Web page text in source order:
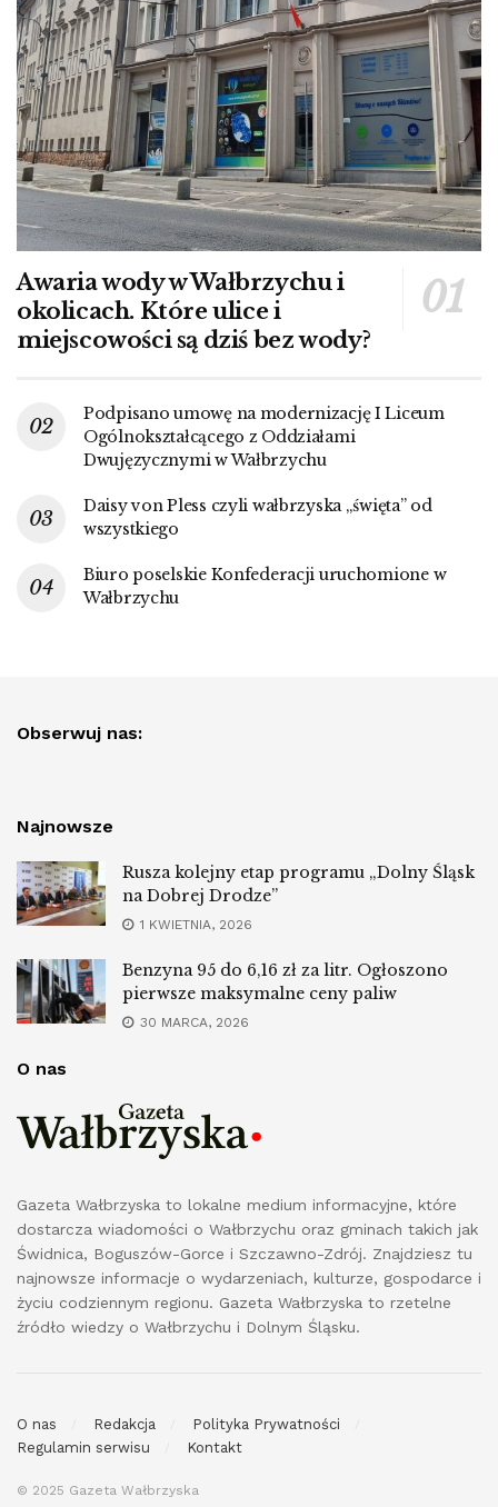
Awaria wody w Wałbrzychu i
okolicach. Które ulice i
miejscowości są dziś bez wody?
Podpisano umowę na modernizację I Liceum
Ogólnokształcącego z Oddziałami
Dwujęzycznymi w Wałbrzychu
Daisy von Pless czyli wałbrzyska „święta” od
wszystkiego
Biuro poselskie Konfederacji uruchomione w
Wałbrzychu
Obserwuj nas:
Najnowsze
Rusza kolejny etap programu „Dolny Śląsk
na Dobrej Drodze”
1 KWIETNIA, 2026
Benzyna 95 do 6,16 zł za litr. Ogłoszono
pierwsze maksymalne ceny paliw
30 MARCA, 2026
O nas
Gazeta Wałbrzyska to lokalne medium informacyjne, które
dostarcza wiadomości o Wałbrzychu oraz gminach takich jak
Świdnica, Boguszów-Gorce i Szczawno-Zdrój. Znajdziesz tu
najnowsze informacje o wydarzeniach, kulturze, gospodarce i
życiu codziennym regionu. Gazeta Wałbrzyska to rzetelne
źródło wiedzy o Wałbrzychu i Dolnym Śląsku.
O nas Redakcja
Polityka Prywatności
Regulamin serwisu
Kontakt
© 2025 Gazeta Wałbrzyska